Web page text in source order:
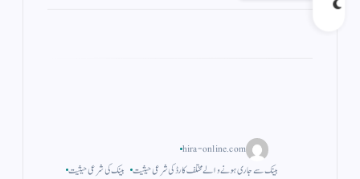
ok
r
hira-online.com
بینک سے جاری ہونے والے مختلف کارڈ کی شرعی حیثیت بینک کی شرعی حیثیت